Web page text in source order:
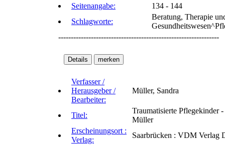
Seitenangabe:
134 - 144
Schlagworte:
Beratung, Therapie
----------------------------------------------------------------
Verfasser /
Herausgeber /
Bearbeiter:
Müller, Sandra
Titel:
Traumatisierte Pflegekinder
Müller
Erscheinungsort :
Verlag:
Saarbrücken : VDM Verlag